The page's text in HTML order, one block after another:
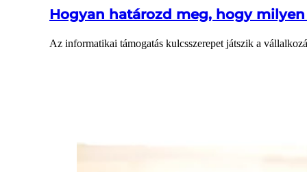
Hogyan határozd meg, hogy
Az informatikai támogatás kulcsszerepet játszik a